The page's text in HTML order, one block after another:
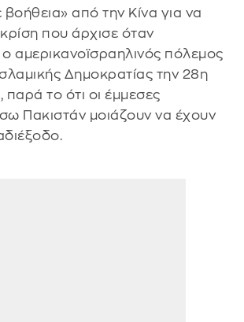
από την Κίνα για να
κρίση που άρχισε όταν
αμερικανοϊσραηλινός πόλεμος
Δημοκρατίας την 28η
το ότι οι έμμεσες
Πακιστάν μοιάζουν να έχουν